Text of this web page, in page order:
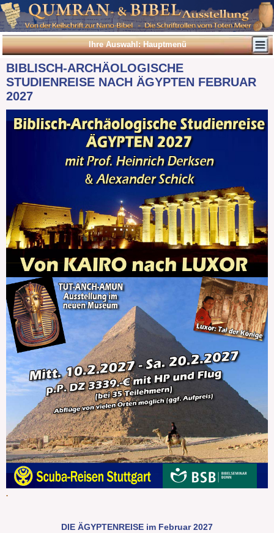
Ihre Auswahl: Hauptmenü
BIBLISCH-ARCHÄOLOGISCHE
STUDIENREISE NACH ÄGYPTEN FEBRUAR
2027
.
DIE ÄGYPTENREISE im Februar 2027